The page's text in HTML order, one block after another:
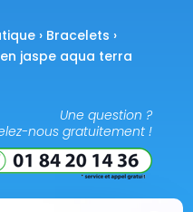
› Bracelets ›
jaspe aqua terra
Une question ?
nous gratuitement !